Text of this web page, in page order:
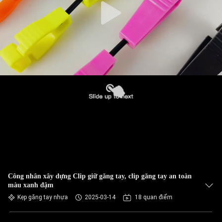
Công nhân xây dựng Clip giữ găng tay, clip găng tay an toàn
màu xanh đậm
Kẹp găng tay nhựa 2025-03-14 18 quan điểm